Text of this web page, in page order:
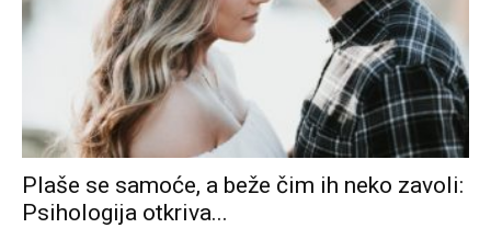
Plaše se samoće, a beže čim ih neko zavoli:
Psihologija otkriva...